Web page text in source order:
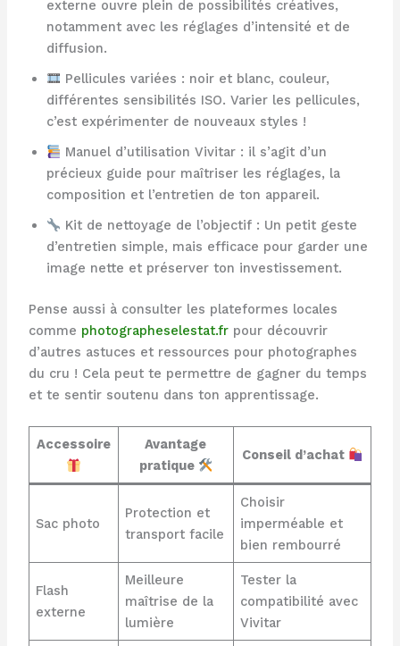
externe ouvre plein de possibilités créatives,
notamment avec les réglages d’intensité et de
diffusion.
Pellicules variées : noir et blanc, couleur,
différentes sensibilités ISO. Varier les pellicules,
c’est expérimenter de nouveaux styles !
Manuel d’utilisation Vivitar : il s’agit d’un
précieux guide pour maîtriser les réglages, la
composition et l’entretien de ton appareil.
Kit de nettoyage de l’objectif : Un petit geste
d’entretien simple, mais efficace pour garder une
image nette et préserver ton investissement.
Pense aussi à consulter les plateformes locales
comme photographeselestat.frpour découvrir
d’autres astuces et ressources pour photographes
du cru ! Cela peut te permettre de gagner du temps
et te sentir soutenu dans ton apprentissage.
Accessoire
Avantage
pratique
Conseil d’achat
Sac photo
Protection et
transport facile
Choisir
imperméable et
bien rembourré
Flash
externe
Meilleure
maîtrise de la
lumière
Tester la
compatibilité avec
Vivitar